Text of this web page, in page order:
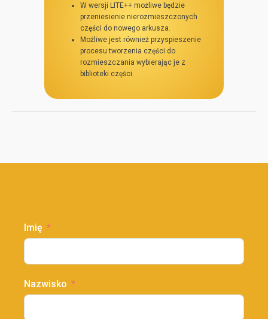
W wersji LITE++ możliwe będzie
przeniesienie nierozmieszczonych
części do nowego arkusza.
Możliwe jest również przyspieszenie
procesu tworzenia części do
rozmieszczania wybierając je z
biblioteki części.
Imię
Nazwisko